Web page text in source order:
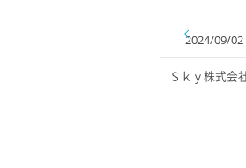
2024/09/02
Ｓｋｙ株式会